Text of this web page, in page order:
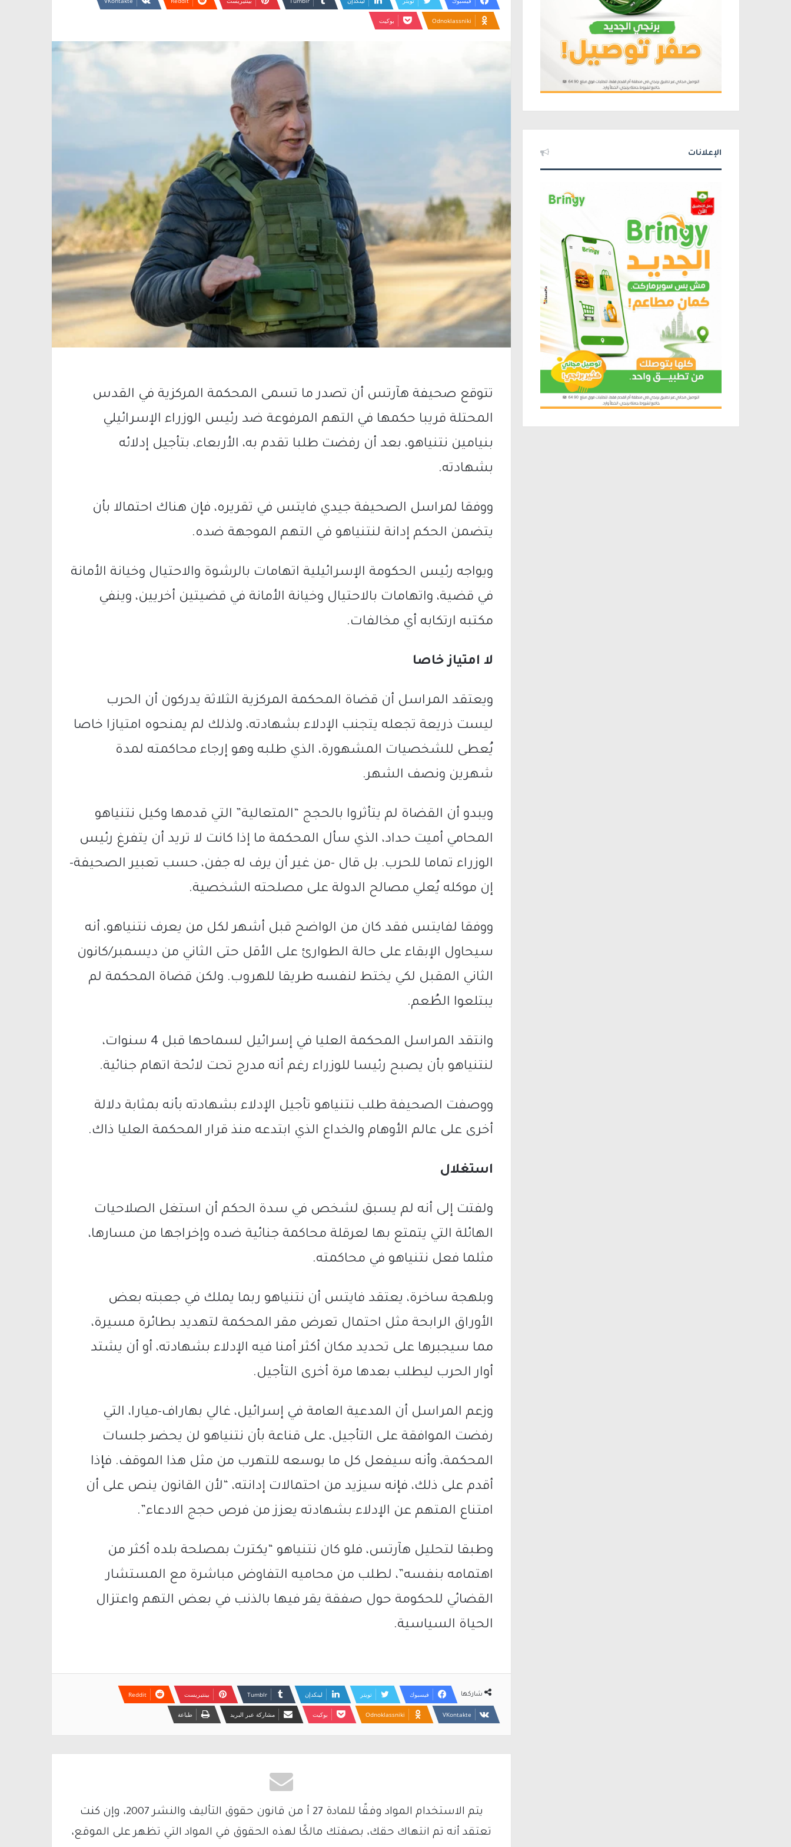
Odnoklassniki بوكيت
تتوقع صحيفة هآرتس أن تصدر ما تسمى المحكمة المركزية في القدس
المحتلة قريبا حكمها في التهم المرفوعة ضد رئيس الوزراء الإسرائيلي
بنيامين نتنياهو، بعد أن رفضت طلبا تقدم به، الأربعاء، بتأجيل إدلائه
بشهادته.
ووفقا لمراسل الصحيفة جيدي فايتس في تقريره، فإن هناك احتمالا بأن
يتضمن الحكم إدانة لنتنياهو في التهم الموجهة ضده.
ويواجه رئيس الحكومة الإسرائيلية اتهامات بالرشوة والاحتيال وخيانة الأمانة
في قضية، واتهامات بالاحتيال وخيانة الأمانة في قضيتين أخريين، وينفي
مكتبه ارتكابه أي مخالفات.
لا امتياز خاصا
ويعتقد المراسل أن قضاة المحكمة المركزية الثلاثة يدركون أن الحرب
ليست ذريعة تجعله يتجنب الإدلاء بشهادته، ولذلك لم يمنحوه امتيازا خاصا
يُعطى للشخصيات المشهورة، الذي طلبه وهو إرجاء محاكمته لمدة
شهرين ونصف الشهر.
ويبدو أن القضاة لم يتأثروا بالحجج “المتعالية” التي قدمها وكيل نتنياهو
المحامي أميت حداد، الذي سأل المحكمة ما إذا كانت لا تريد أن يتفرغ رئيس
الوزراء تماما للحرب. بل قال -من غير أن يرف له جفن، حسب تعبير الصحيفة-
إن موكله يُعلي مصالح الدولة على مصلحته الشخصية.
ووفقا لفايتس فقد كان من الواضح قبل أشهر لكل من يعرف نتنياهو، أنه
سيحاول الإبقاء على حالة الطوارئ على الأقل حتى الثاني من ديسمبر/كانون
الثاني المقبل لكي يختط لنفسه طريقا للهروب. ولكن قضاة المحكمة لم
يبتلعوا الطُعم.
وانتقد المراسل المحكمة العليا في إسرائيل لسماحها قبل 4 سنوات،
لنتنياهو بأن يصبح رئيسا للوزراء رغم أنه مدرج تحت لائحة اتهام جنائية.
ووصفت الصحيفة طلب نتنياهو تأجيل الإدلاء بشهادته بأنه بمثابة دلالة
أخرى على عالم الأوهام والخداع الذي ابتدعه منذ قرار المحكمة العليا ذاك.
استغلال
ولفتت إلى أنه لم يسبق لشخص في سدة الحكم أن استغل الصلاحيات
الهائلة التي يتمتع بها لعرقلة محاكمة جنائية ضده وإخراجها من مسارها،
مثلما فعل نتنياهو في محاكمته.
وبلهجة ساخرة، يعتقد فايتس أن نتنياهو ربما يملك في جعبته بعض
الأوراق الرابحة مثل احتمال تعرض مقر المحكمة لتهديد بطائرة مسيرة،
مما سيجبرها على تحديد مكان أكثر أمنا فيه الإدلاء بشهادته، أو أن يشتد
أوار الحرب ليطلب بعدها مرة أخرى التأجيل.
وزعم المراسل أن المدعية العامة في إسرائيل، غالي بهاراف-ميارا، التي
رفضت الموافقة على التأجيل، على قناعة بأن نتنياهو لن يحضر جلسات
المحكمة، وأنه سيفعل كل ما بوسعه للتهرب من مثل هذا الموقف. فإذا
أقدم على ذلك، فإنه سيزيد من احتمالات إدانته، “لأن القانون ينص على أن
امتناع المتهم عن الإدلاء بشهادته يعزز من فرص حجج الادعاء”.
وطبقا لتحليل هآرتس، فلو كان نتنياهو “يكترث بمصلحة بلده أكثر من
اهتمامه بنفسه”، لطلب من محاميه التفاوض مباشرة مع المستشار
القضائي للحكومة حول صفقة يقر فيها بالذنب في بعض التهم واعتزال
الحياة السياسية.
شاركها فيسبوك تويتر لينكدإن بينتيريست
Odnoklassniki بوكيت مشاركة عبر البريد طباعة
يتم الاستخدام المواد وفقًا للمادة 27 أ من قانون حقوق التأليف والنشر 2007، وإن كنت
تعتقد أنه تم انتهاك حقك، بصفتك مالكًا لهذه الحقوق في المواد التي تظهر على الموقع،
الإعلانات